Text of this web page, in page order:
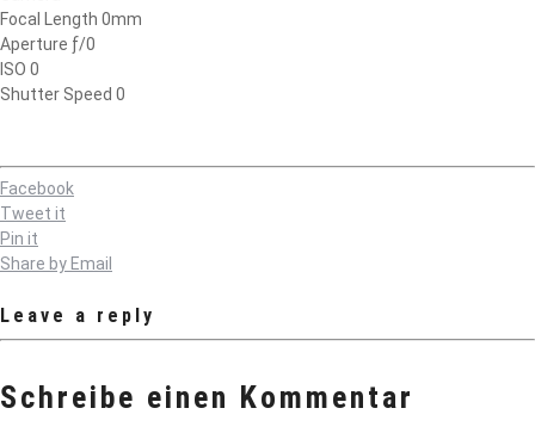
Focal Length 0mm
Aperture ƒ/0
ISO 0
Shutter Speed 0
Facebook
Tweet it
Pin it
Share by Email
Leave a reply
Schreibe einen Kommentar